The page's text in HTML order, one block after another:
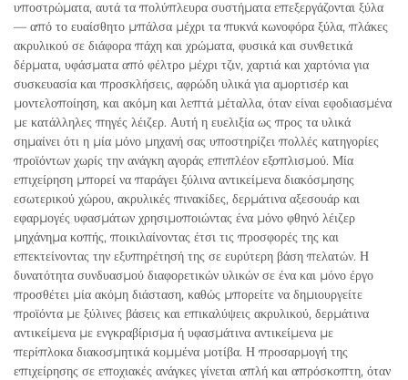
υποστρώματα, αυτά τα πολύπλευρα συστήματα επεξεργάζονται ξύλα
— από το ευαίσθητο μπάλσα μέχρι τα πυκνά κωνοφόρα ξύλα, πλάκες
ακρυλικού σε διάφορα πάχη και χρώματα, φυσικά και συνθετικά
δέρματα, υφάσματα από φέλτρο μέχρι τζιν, χαρτιά και χαρτόνια για
συσκευασία και προσκλήσεις, αφρώδη υλικά για αμορτισέρ και
μοντελοποίηση, και ακόμη και λεπτά μέταλλα, όταν είναι εφοδιασμένα
με κατάλληλες πηγές λέιζερ. Αυτή η ευελιξία ως προς τα υλικά
σημαίνει ότι η μία μόνο μηχανή σας υποστηρίζει πολλές κατηγορίες
προϊόντων χωρίς την ανάγκη αγοράς επιπλέον εξοπλισμού. Μία
επιχείρηση μπορεί να παράγει ξύλινα αντικείμενα διακόσμησης
εσωτερικού χώρου, ακρυλικές πινακίδες, δερμάτινα αξεσουάρ και
εφαρμογές υφασμάτων χρησιμοποιώντας ένα μόνο φθηνό λέιζερ
μηχάνημα κοπής, ποικιλαίνοντας έτσι τις προσφορές της και
επεκτείνοντας την εξυπηρέτησή της σε ευρύτερη βάση πελατών. Η
δυνατότητα συνδυασμού διαφορετικών υλικών σε ένα και μόνο έργο
προσθέτει μία ακόμη διάσταση, καθώς μπορείτε να δημιουργείτε
προϊόντα με ξύλινες βάσεις και επικαλύψεις ακρυλικού, δερμάτινα
αντικείμενα με ενγκραβίρισμα ή υφασμάτινα αντικείμενα με
περίπλοκα διακοσμητικά κομμένα μοτίβα. Η προσαρμογή της
επιχείρησης σε εποχιακές ανάγκες γίνεται απλή και απρόσκοπτη, όταν